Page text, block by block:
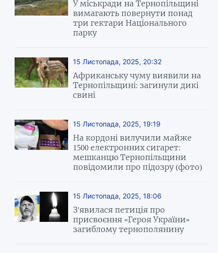
У міськради на Тернопільщині
вимагають повернути понад
три гектари Національного
парку
15 Листопада, 2025, 20:32
Африканську чуму виявили на
Тернопільщині: загинули дикі
свині
15 Листопада, 2025, 19:19
На кордоні вилучили майже
1500 електронних сигарет:
мешканцю Тернопільщини
повідомили про підозру (фото)
15 Листопада, 2025, 18:06
З'явилася петиція про
присвоєння «Героя України»
загиблому тернополянину